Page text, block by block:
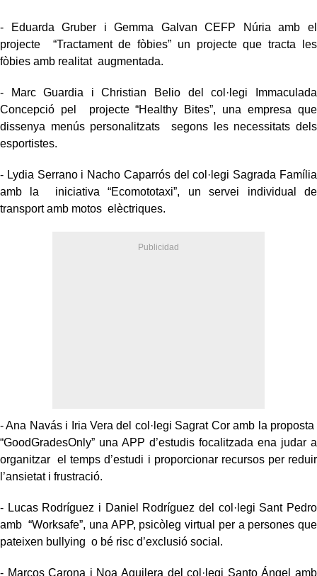
- Eduarda Gruber i Gemma Galvan CEFP Núria amb el
projecte “Tractament de fòbies” un projecte que tracta les
fòbies amb realitat augmentada.
- Marc Guardia i Christian Belio del col·legi Immaculada
Concepció pel projecte “Healthy Bites”, una empresa que
dissenya menús personalitzats segons les necessitats dels
esportistes.
- Lydia Serrano i Nacho Caparrós del col·legi Sagrada Família
amb la iniciativa “Ecomototaxi”, un servei individual de
transport amb motos elèctriques.
- Ana Navás i Iria Vera del col·legi Sagrat Cor amb la proposta
“GoodGradesOnly” una APP d’estudis focalitzada ena judar a
organitzar el temps d’estudi i proporcionar recursos per reduir
l’ansietat i frustració.
- Lucas Rodríguez i Daniel Rodríguez del col·legi Sant Pedro
amb “Worksafe”, una APP, psicòleg virtual per a persones que
pateixen bullying o bé risc d’exclusió social.
- Marcos Carona i Noa Aguilera del col·legi Santo Ángel amb